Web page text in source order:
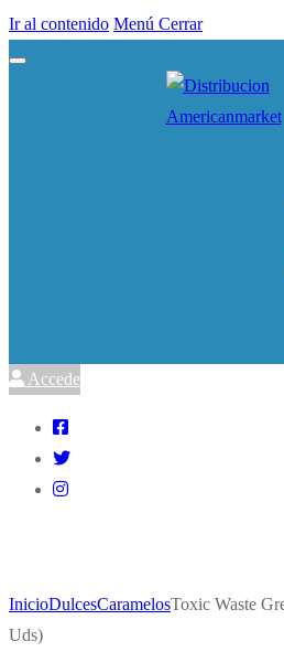
Ir al contenido Menú Cerrar
Accede
InicioDulcesCaramelosToxic Waste
Uds)